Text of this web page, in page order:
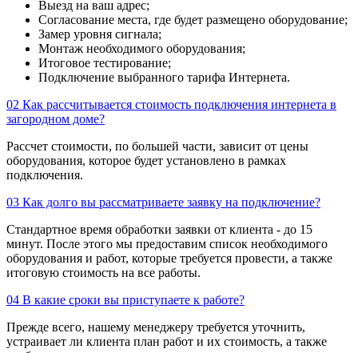
Выезд на ваш адрес;
Согласование места, где будет размещено оборудование;
Замер уровня сигнала;
Монтаж необходимого оборудования;
Итоговое тестирование;
Подключение выбранного тарифа Интернета.
02 Как рассчитывается стоимость подключения интернета в
загородном доме?
Рассчет стоимости, по большей части, зависит от цены
оборудования, которое будет установлено в рамках
подключения.
03 Как долго вы рассматриваете заявку на подключение?
Стандартное время обработки заявки от клиента - до 15
минут. После этого мы предоставим список необходимого
оборудования и работ, которые требуется провести, а также
итоговую стоимость на все работы.
04 В какие сроки вы приступаете к работе?
Прежде всего, нашему менеджеру требуется уточнить,
устраивает ли клиента план работ и их стоимость, а также